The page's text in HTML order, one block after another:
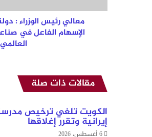
الإسهام
الفاعل
العالمي،
معالي رئيس الوزراء :
الإسهام الفاعل في
مقالات ذات صلة
الكويت تلغي ترخيص
إيرانية وتقرر إغلاقها
6 أغسطس، 2026